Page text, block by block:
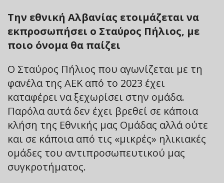
Την εθνική Αλβανίας ετοιμάζεται να
εκπροσωπήσει ο Σταύρος Πήλιος, με
ποιο όνομα θα παίζει
Ο Σταύρος Πήλιος που αγωνίζεται με τη
φανέλα της ΑΕΚ από το 2023 έχει
καταφέρει να ξεχωρίσει στην ομάδα.
Παρόλα αυτά δεν έχει βρεθεί σε κάποια
κλήση της Εθνικής μας Ομάδας αλλά ούτε
και σε κάποια από τις «μικρές» ηλικιακές
ομάδες του αντιπροσωπευτικού μας
συγκροτήματος.